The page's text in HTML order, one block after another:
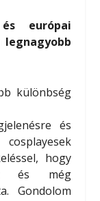
európai
különbség
és
hogy
és még
Gondolom